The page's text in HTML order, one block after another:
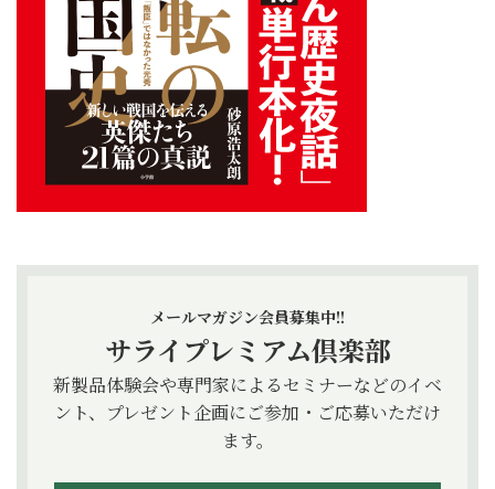
メールマガジン会員募集中!!
サライプレミアム倶楽部
新製品体験会や専門家によるセミナーなどのイベ
ント、プレゼント企画にご参加・ご応募いただけ
ます。